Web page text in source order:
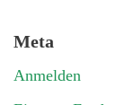
Meta
Anmelden